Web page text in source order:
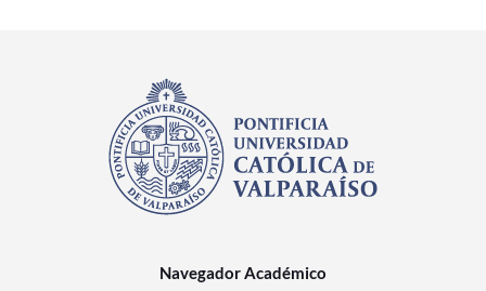
Navegador Académico